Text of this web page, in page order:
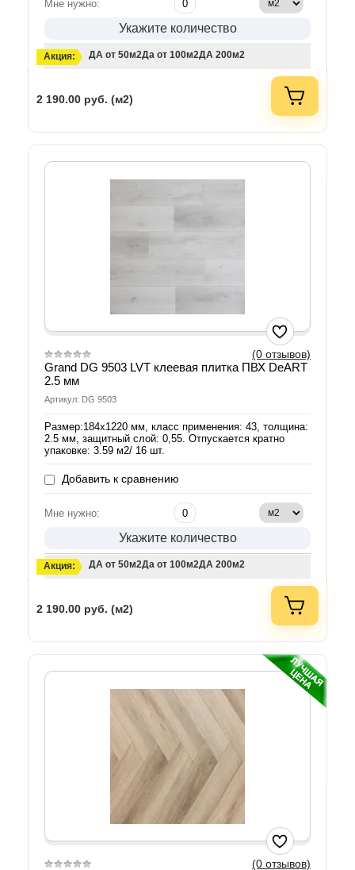
Мне нужно:
Укажите количество
Акция: ДА от 50м2Да от 100м2ДА 200м2
2 190.00 руб. (м2)
(0 отзывов)
Grand DG 9503 LVT клеевая плитка ПВХ DeART
2.5 мм
Артикул: DG 9503
Размер:184х1220 мм, класс применения: 43, толщина:
2.5 мм, защитный слой: 0,55. Отпускается кратно
упаковке: 3.59 м2/ 16 шт.
Добавить к сравнению
Мне нужно:
Укажите количество
Акция: ДА от 50м2Да от 100м2ДА 200м2
2 190.00 руб. (м2)
(0 отзывов)